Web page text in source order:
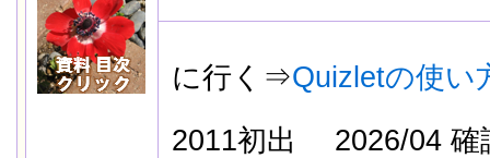
に行く⇒Quizletの使い
2011初出
2026/04 確